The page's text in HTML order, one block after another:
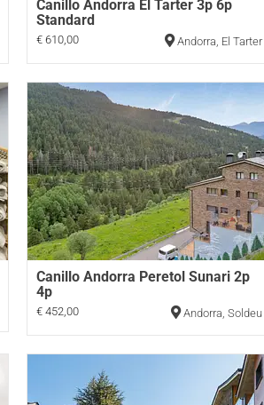
Canillo Andorra El Tarter 3p 6p
Standard
€ 610,00 Andorra, El Tarter
Canillo Andorra Peretol Sunari 2p
4p
€ 452,00 Andorra,Soldeu